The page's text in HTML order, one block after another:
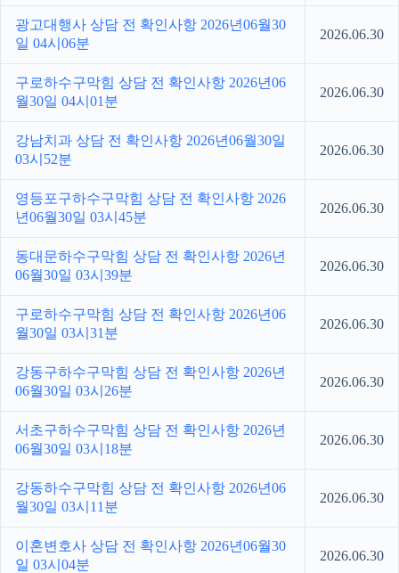
광고대행사 상담 전 확인사항 2026년06월30
일 04시06분
2026.06.30
구로하수구막힘 상담 전 확인사항 2026년06
월30일 04시01분
2026.06.30
강남치과 상담 전 확인사항 2026년06월30일
03시52분
2026.06.30
영등포구하수구막힘 상담 전 확인사항 2026
년06월30일 03시45분
2026.06.30
동대문하수구막힘 상담 전 확인사항 2026년
06월30일 03시39분
2026.06.30
구로하수구막힘 상담 전 확인사항 2026년06
월30일 03시31분
2026.06.30
강동구하수구막힘 상담 전 확인사항 2026년
06월30일 03시26분
2026.06.30
서초구하수구막힘 상담 전 확인사항 2026년
06월30일 03시18분
2026.06.30
강동하수구막힘 상담 전 확인사항 2026년06
월30일 03시11분
2026.06.30
이혼변호사 상담 전 확인사항 2026년06월30
일 03시04분
2026.06.30